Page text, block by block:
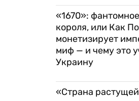
«1670»:
короля, или Как
монетизирует
миф — и чему это
Украину
«Страна